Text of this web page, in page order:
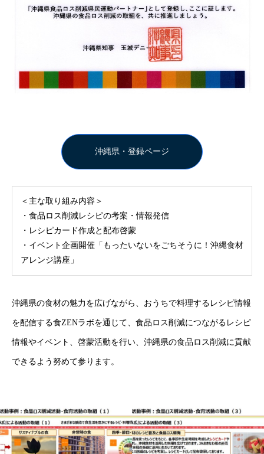
沖縄県・登録ページ
＜主な取り組み内容＞
・食品ロス削減レシピの考案・情報発信
・レシピカード作成と配布啓蒙
・イベント企画開催「もったいないをごちそうに！沖縄食材
アレンジ講座」
沖縄県の食材の魅力を広げながら、おうちで料理するレシピ情報
を配信する食ZENラボを通じて、食品ロス削減につながるレシピ
情報やイベント、啓蒙活動を行い、沖縄県の食品ロス削減に貢献
できるよう努めて参ります。